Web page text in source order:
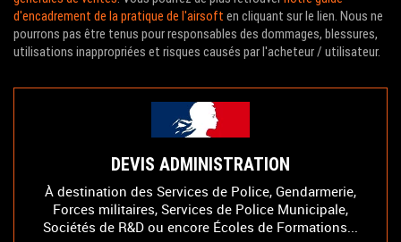
d'encadrement de la pratique de l'airsoft en cliquant sur le lien. Nous ne
pourrons pas être tenus pour responsables des dommages, blessures,
utilisations inappropriées et risques causés par l'acheteur / utilisateur.
DEVIS ADMINISTRATION
À destination des Services de Police, Gendarmerie,
Forces militaires, Services de Police Municipale,
Sociétés de R&D ou encore Écoles de Formations...